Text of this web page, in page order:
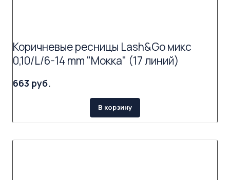
Коричневые ресницы Lash&Go микс
0,10/L/6-14 mm "Мокка" (17 линий)
663 руб.
В корзину